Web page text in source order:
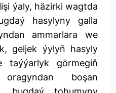
ýaly, häzirki wagtda
hasylyny galla
ammarlara we
geljek ýylyň hasyly
taýýarlyk görmegiň
boşan